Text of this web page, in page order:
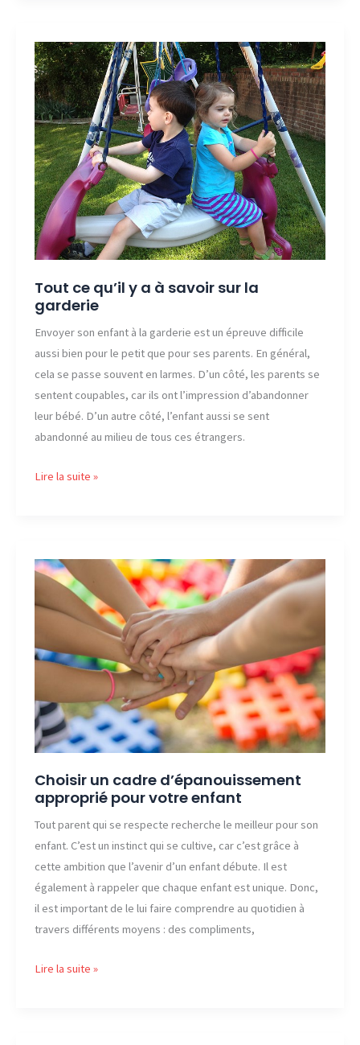
de
faire
appel
à
un
babysitter
Tout ce qu’il y a à savoir sur la
garderie
Envoyer son enfant à la garderie est un épreuve difficile
aussi bien pour le petit que pour ses parents. En général,
cela se passe souvent en larmes. D’un côté, les parents se
sentent coupables, car ils ont l’impression d’abandonner
leur bébé. D’un autre côté, l’enfant aussi se sent
abandonné au milieu de tous ces étrangers.
Tout
a
à
savoir
la
garderie
Lire la suite »
Choisir un cadre d’épanouissement
approprié pour votre enfant
Tout parent qui se respecte recherche le meilleur pour son
enfant. C’est un instinct qui se cultive, car c’est grâce à
cette ambition que l’avenir d’un enfant débute. Il est
également à rappeler que chaque enfant est unique. Donc,
il est important de le lui faire comprendre au quotidien à
travers différents moyens : des compliments,
Choisir
Lire la suite »